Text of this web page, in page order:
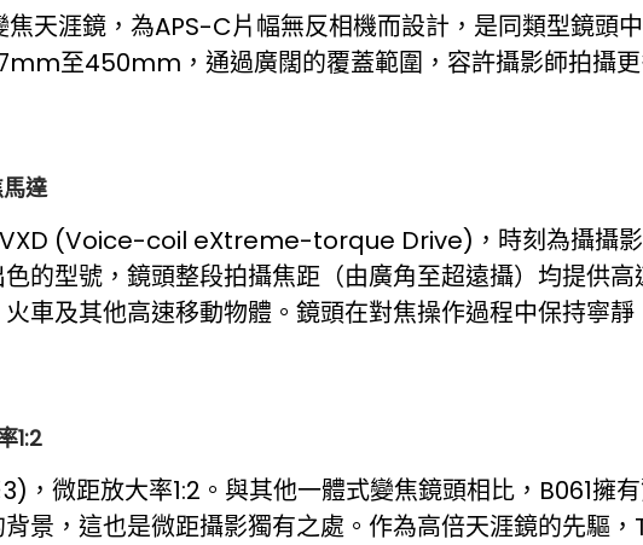
天涯鏡，為APS-C片幅無反相機而設計，是同類型鏡頭
至450mm，通過廣闊的覆蓋範圍，容許攝影師拍攝
達
VXD (Voice-coil eXtreme-torque Drive)，時刻為攝攝
的型號，鏡頭整段拍攝焦距（由廣角至超遠攝）均提供
車及其他高速移動物體。鏡頭在對焦操作過程中保持寧
1:2
，微距放大率1:2。與其他一體式變焦鏡頭相比，B061擁
景，這也是微距攝影獨有之處。作為高倍天涯鏡的先驅